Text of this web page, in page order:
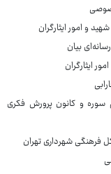
و کانون پرورش فکری